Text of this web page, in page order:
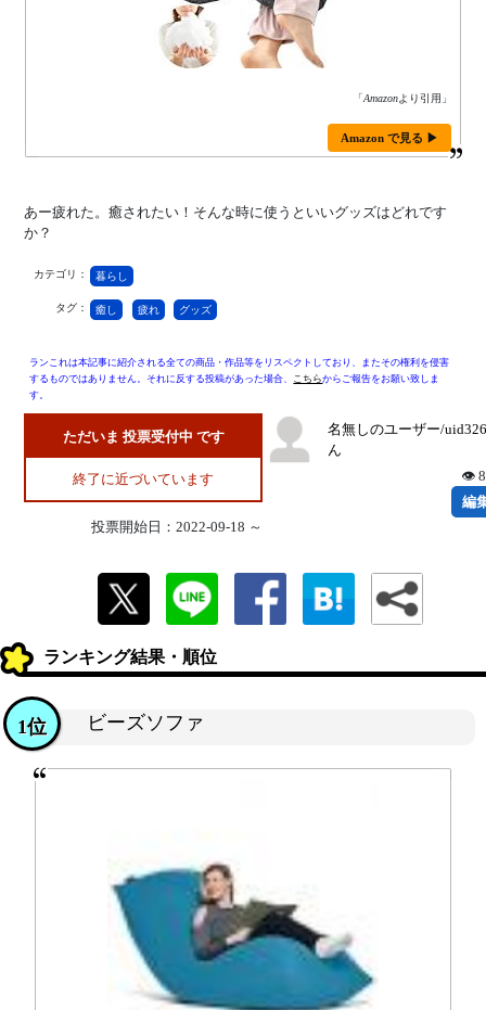
「Amazonより引用」
Amazon で見る ▶
あー疲れた。癒されたい！そんな時に使うといいグッズはどれです
か？
カテゴリ： 暮らし
タグ： 癒し 疲れ グッズ
ランこれは本記事に紹介される全ての商品・作品等をリスペクトしており、またその権利を侵害
するものではありません。それに反する投稿があった場合、 こちらからご報告をお願い致しま
す。
ただいま 投票受付中 です
終了に近づいています
投票開始日：2022-09-18 ～
名無しのユーザー/
ん
👁
編
ランキング結果・順位
ビーズソファ
1位